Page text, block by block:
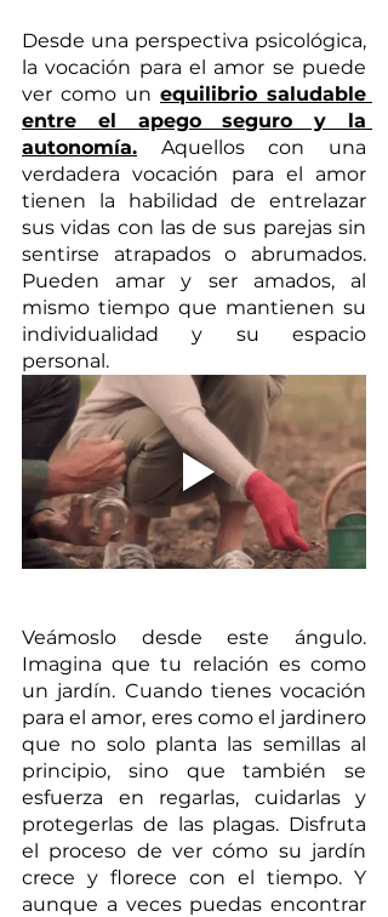
Desde una perspectiva psicológica,
la vocación para el amor se puede
ver como un equilibrio saludable
entre el apego seguro y la
autonomía. Aquellos con una
verdadera vocación para el amor
tienen la habilidad de entrelazar
sus vidas con las de sus parejas sin
sentirse atrapados o abrumados.
Pueden amar y ser amados, al
mismo tiempo que mantienen su
individualidad y su espacio
personal.
Veámoslo desde este ángulo.
Imagina que tu relación es como
un jardín. Cuando tienes vocación
para el amor, eres como el jardinero
que no solo planta las semillas al
principio, sino que también se
esfuerza en regarlas, cuidarlas y
protegerlas de las plagas. Disfruta
el proceso de ver cómo su jardín
crece y florece con el tiempo. Y
aunque a veces puedas encontrar